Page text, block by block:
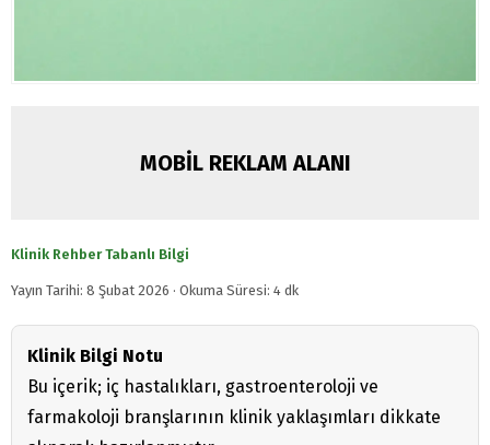
MOBİL REKLAM ALANI
Klinik Rehber Tabanlı Bilgi
Yayın Tarihi: 8 Şubat 2026 · Okuma Süresi: 4 dk
Klinik Bilgi Notu
Bu içerik; iç hastalıkları, gastroenteroloji ve
farmakoloji branşlarının klinik yaklaşımları dikkate